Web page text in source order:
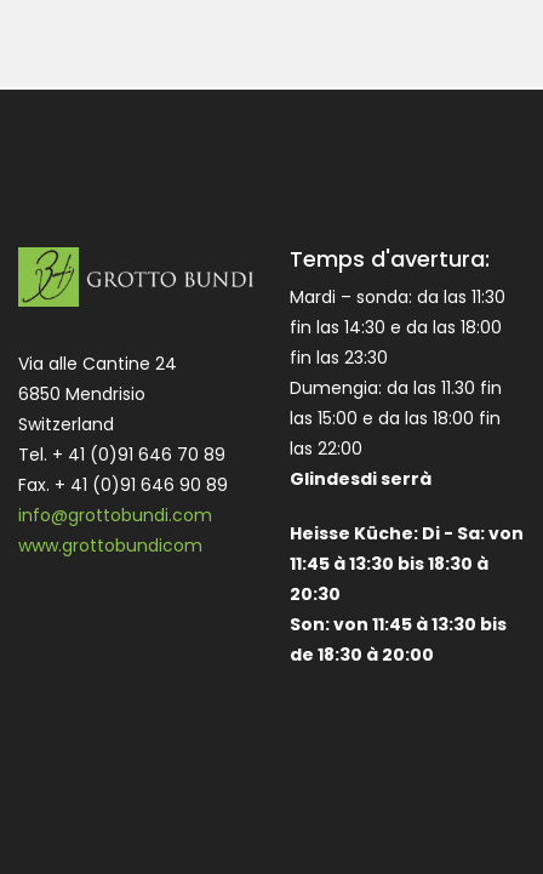
Via alle Cantine 24
6850 Mendrisio
Switzerland
Tel. + 41 (0)91 646 70 89
Fax. + 41 (0)91 646 90 89
info@grottobundi.com
www.grottobundicom
Temps d'avertura:
Mardi – sonda: da las 11:30
fin las 14:30 e da las 18:00
fin las 23:30
Dumengia: da las 11.30 fin
las 15:00 e da las 18:00 fin
las 22:00
Glindesdi serrà
Heisse Küche: Di - Sa: von
11:45 à 13:30 bis 18:30 à
20:30
Son:von 11:45 à 13:30 bis
de 18:30 à 20:00